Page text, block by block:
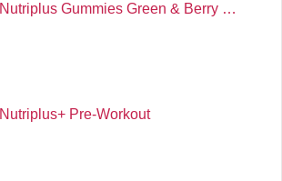
Nutriplus Gummies Green & Berry …
Nutriplus+ Pre-Workout